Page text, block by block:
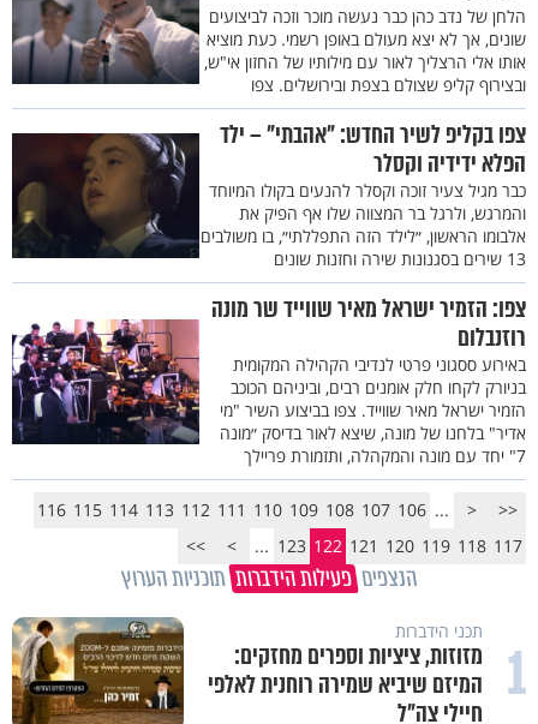
הלחן של נדב כהן כבר נעשה מוכר וזכה לביצועים
שונים, אך לא יצא מעולם באופן רשמי. כעת מוציא
אותו אלי הרצליך לאור עם מילותיו של החזון אי"ש,
ובצירוף קליפ שצולם בצפת ובירושלים. צפו
צפו בקליפ לשיר החדש: "אהבתי" – ילד
הפלא ידידיה וקסלר
כבר מגיל צעיר זוכה וקסלר להנעים בקולו המיוחד
והמרגש, ולרגל בר המצווה שלו אף הפיק את
אלבומו הראשון, ״לילד הזה התפללתי״, בו משולבים
13 שירים בסגנונות שירה וחזנות שונים
צפו: הזמיר ישראל מאיר שווייד שר מונה
רוזנבלום
באירוע ססגוני פרטי לנדיבי הקהילה המקומית
בניורק לקחו חלק אומנים רבים, וביניהם הכוכב
הזמיר ישראל מאיר שווייד. צפו בביצוע השיר "מי
אדיר" בלחנו של מונה, שיצא לאור בדיסק ״מונה
7" יחד עם מונה והמקהלה, ותזמורת פריילך
<<
<
...
106
107
108
109
110
111
112
113
114
115
116
117
118
119
120
121
122
123
...
>
>>
הנצפים פעילות הידברות תוכניות הערוץ
1 תכני הידברות
מזוזות, ציציות וספרים מחזקים:
המיזם שיביא שמירה רוחנית לאלפי
חיילי צה"ל